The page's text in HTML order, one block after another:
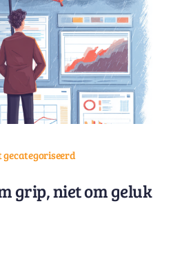
gecategoriseerd
grip, niet om geluk